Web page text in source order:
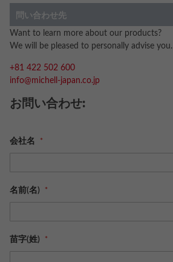
問い合わせ先
Want to learn more about our products?
We will be pleased to personally advise you.
+81 422 502 600
info@michell-japan.co.jp
お問い合わせ:
会社名
名前(名)
苗字(姓)